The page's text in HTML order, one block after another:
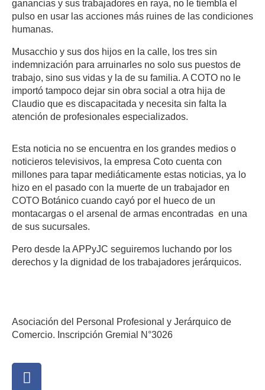
ganancias y sus trabajadores en raya, no le tiembla el
pulso en usar las acciones más ruines de las condiciones
humanas.
Musacchio y sus dos hijos en la calle, los tres sin
indemnización para arruinarles no solo sus puestos de
trabajo, sino sus vidas y la de su familia. A COTO no le
importó tampoco dejar sin obra social a otra hija de
Claudio que es discapacitada y necesita sin falta la
atención de profesionales especializados.
Esta noticia no se encuentra en los grandes medios o
noticieros televisivos, la empresa Coto cuenta con
millones para tapar mediáticamente estas noticias, ya lo
hizo en el pasado con la muerte de un trabajador en
COTO Botánico cuando cayó por el hueco de un
montacargas o el arsenal de armas encontradas en una
de sus sucursales.
Pero desde la APPyJC seguiremos luchando por los
derechos y la dignidad de los trabajadores jerárquicos.
Asociación del Personal Profesional y Jerárquico de
Comercio. Inscripción Gremial N°3026